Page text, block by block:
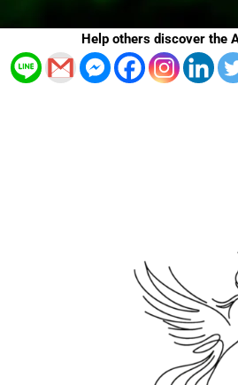
d
i
n
m
b
e
Help others discover the